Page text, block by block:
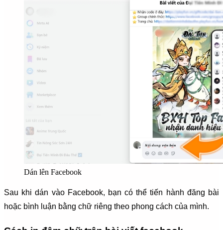
Dán lên Facebook
Sau khi dán vào Facebook, bạn có thể tiến hành đăng bài
hoặc bình luận bằng chữ riêng theo phong cách của mình.